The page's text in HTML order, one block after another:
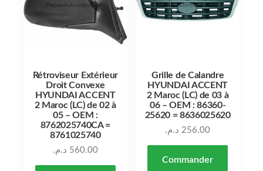
Rétroviseur Extérieur
Droit Convexe
HYUNDAI ACCENT
2 Maroc (LC) de 02 à
05 – OEM :
8762025740CA =
8761025740
560.00 د.م.
Grille de Calandre
HYUNDAI ACCENT
2 Maroc (LC) de 03 à
06 – OEM : 86360-
25620 = 8636025620
256.00 د.م.
Commander